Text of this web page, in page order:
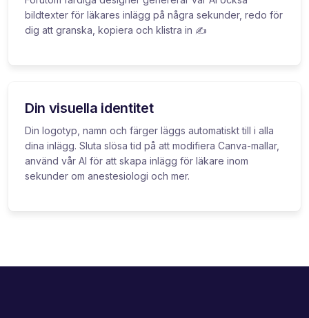
bildtexter för läkares inlägg på några sekunder, redo för
dig att granska, kopiera och klistra in ✍️
Din visuella identitet
Din logotyp, namn och färger läggs automatiskt till i alla
dina inlägg. Sluta slösa tid på att modifiera Canva-mallar,
använd vår AI för att skapa inlägg för läkare inom
sekunder om anestesiologi och mer.